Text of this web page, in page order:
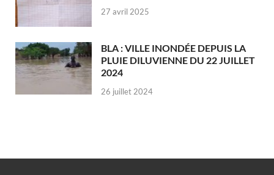
27 avril 2025
BLA : VILLE INONDÉE DEPUIS LA
PLUIE DILUVIENNE DU 22 JUILLET
2024
26 juillet 2024